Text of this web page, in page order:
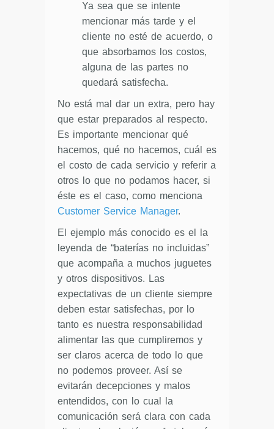
Ya sea que se intente
mencionar más tarde y el
cliente no esté de acuerdo, o
que absorbamos los costos,
alguna de las partes no
quedará satisfecha.
No está mal dar un extra, pero hay
que estar preparados al respecto.
Es importante mencionar qué
hacemos, qué no hacemos, cuál es
el costo de cada servicio y referir a
otros lo que no podamos hacer, si
éste es el caso, como menciona
Customer Service Manager.
El ejemplo más conocido es el la
leyenda de “baterías no incluidas”
que acompaña a muchos juguetes
y otros dispositivos. Las
expectativas de un cliente siempre
deben estar satisfechas, por lo
tanto es nuestra responsabilidad
alimentar las que cumpliremos y
ser claros acerca de todo lo que
no podemos proveer. Así se
evitarán decepciones y malos
entendidos, con lo cual la
comunicación será clara con cada